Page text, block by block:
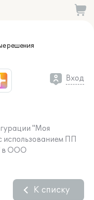
решения
Вход
"Моя
использованием ПП
в ООО
К списку